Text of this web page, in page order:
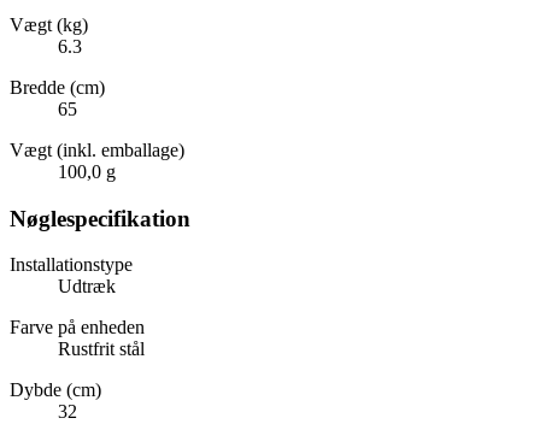
Vægt (kg)
6.3
Bredde (cm)
65
Vægt (inkl. emballage)
100,0 g
Nøglespecifikation
Installationstype
Udtræk
Farve på enheden
Rustfrit stål
Dybde (cm)
32